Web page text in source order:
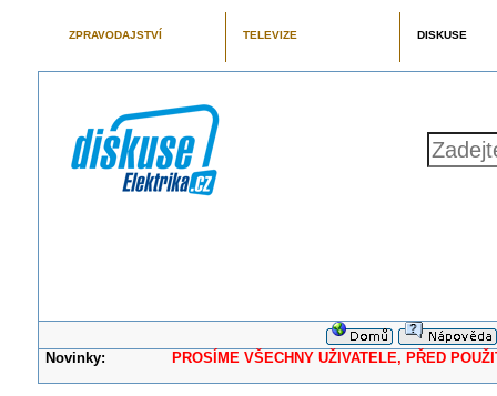
ZPRAVODAJSTVÍ TELEVIZE DISKUSE
Novinky: PROSÍME VŠECHNY UŽIVATELE, PŘED